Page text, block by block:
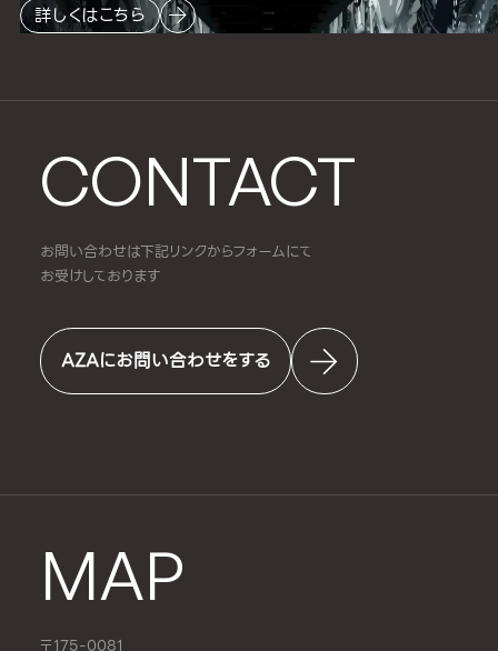
CONTACT
お問い合わせは下記リンクからフォームにて
お受けしております
AZAにお問い合わせをする
MAP
〒175-0081
詳しくはこちら